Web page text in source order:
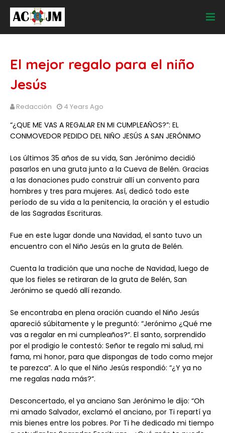
El mejor regalo para el niño
Jesús
Redacción 4 Years Ago
“¿QUE ME VAS A REGALAR EN MI CUMPLEAÑOS?”: EL
CONMOVEDOR PEDIDO DEL NIÑO JESÚS A SAN JERÓNIMO
Los últimos 35 años de su vida, San Jerónimo decidió
pasarlos en una gruta junto a la Cueva de Belén. Gracias
a las donaciones pudo construir allí un convento para
hombres y tres para mujeres. Así, dedicó todo este
período de su vida a la penitencia, la oración y el estudio
de las Sagradas Escrituras.
Fue en este lugar donde una Navidad, el santo tuvo un
encuentro con el Niño Jesús en la gruta de Belén.
Cuenta la tradición que una noche de Navidad, luego de
que los fieles se retiraran de la gruta de Belén, San
Jerónimo se quedó allí rezando.
Se encontraba en plena oración cuando el Niño Jesús
apareció súbitamente y le preguntó: “Jerónimo ¿Qué me
vas a regalar en mi cumpleaños?“. El santo, sorprendido
por el prodigio le contestó: Señor te regalo mi salud, mi
fama, mi honor, para que dispongas de todo como mejor
te parezca”. A lo que el Niño Jesús respondió: “¿Y ya no
me regalas nada más?“.
Desconcertado, el ya anciano San Jerónimo le dijo: “Oh
mi amado Salvador, exclamó el anciano, por Ti repartí ya
mis bienes entre los pobres. Por Ti he dedicado mi tiempo